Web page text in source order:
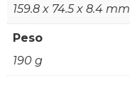
159.8 x 74.5 x 8.4 mm
Peso
190 g